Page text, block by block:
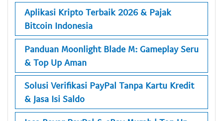
Aplikasi Kripto Terbaik 2026 & Pajak
Bitcoin Indonesia
Panduan Moonlight Blade M: Gameplay Seru
& Top Up Aman
Solusi Verifikasi PayPal Tanpa Kartu Kredit
& Jasa Isi Saldo